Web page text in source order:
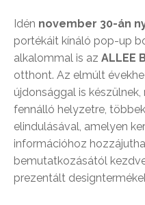
Idén november 30-án
portékáit kínáló pop-up
alkalommal is az ALLEE
otthont. Az elmúlt
újdonsággal is
fennálló helyzetre,
elindulásával, amelyen
információhoz
bemutatkozásától
prezentált